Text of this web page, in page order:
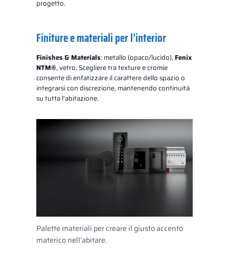
progetto.
Finiture e materiali per l’interior
Finishes & Materials: metallo (opaco/lucido), Fenix
NTM®, vetro. Scegliere tra texture e cromie
consente di enfatizzare il carattere dello spazio o
integrarsi con discrezione, mantenendo continuità
su tutta l’abitazione.
Palette materiali per creare il giusto accento
materico nell’abitare.